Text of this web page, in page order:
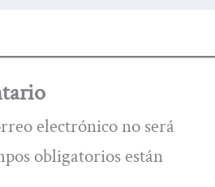
electrónico no será
obligatorios están